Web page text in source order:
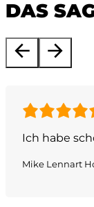
DAS
Ich habe
Mike Lennart